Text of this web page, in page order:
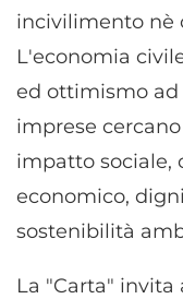
incivilimento nè
L'economia
ed ottimismo
imprese
impatto sociale,
economico,
sostenibilità
La "Carta"